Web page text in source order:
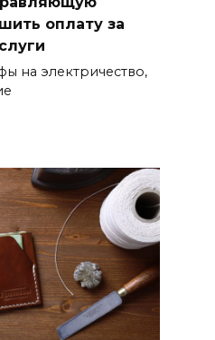
оплату за
на электричество,